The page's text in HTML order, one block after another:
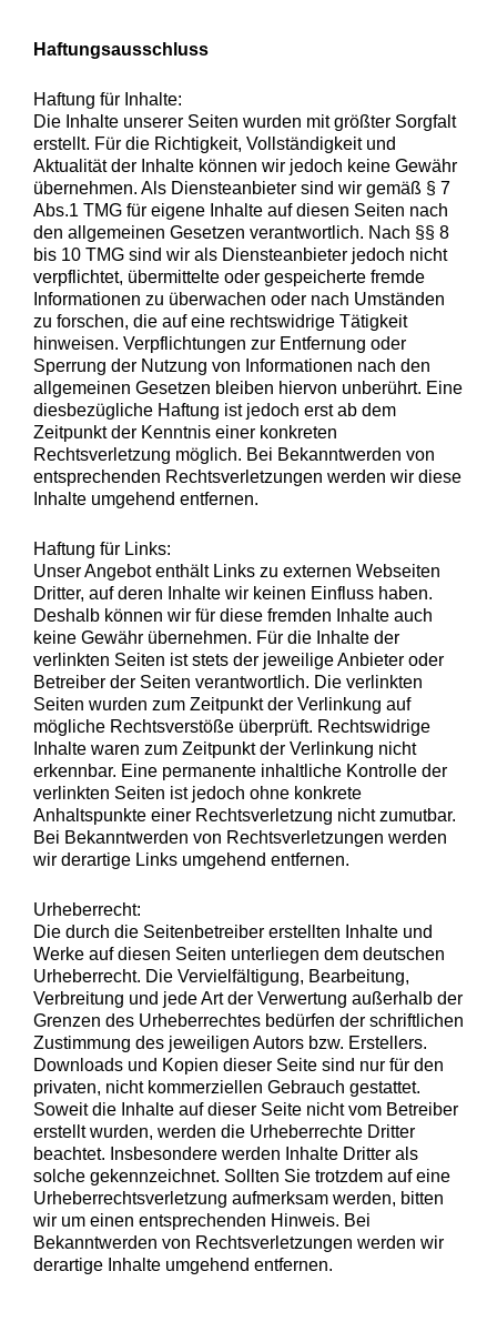
Haftungsausschluss
Haftung für Inhalte:
Die Inhalte unserer Seiten wurden mit größter Sorgfalt
erstellt. Für die Richtigkeit, Vollständigkeit und
Aktualität der Inhalte können wir jedoch keine Gewähr
übernehmen. Als Diensteanbieter sind wir gemäß § 7
Abs.1 TMG für eigene Inhalte auf diesen Seiten nach
den allgemeinen Gesetzen verantwortlich. Nach §§ 8
bis 10 TMG sind wir als Diensteanbieter jedoch nicht
verpflichtet, übermittelte oder gespeicherte fremde
Informationen zu überwachen oder nach Umständen
zu forschen, die auf eine rechtswidrige Tätigkeit
hinweisen. Verpflichtungen zur Entfernung oder
Sperrung der Nutzung von Informationen nach den
allgemeinen Gesetzen bleiben hiervon unberührt. Eine
diesbezügliche Haftung ist jedoch erst ab dem
Zeitpunkt der Kenntnis einer konkreten
Rechtsverletzung möglich. Bei Bekanntwerden von
entsprechenden Rechtsverletzungen werden wir diese
Inhalte umgehend entfernen.
Haftung für Links:
Unser Angebot enthält Links zu externen Webseiten
Dritter, auf deren Inhalte wir keinen Einfluss haben.
Deshalb können wir für diese fremden Inhalte auch
keine Gewähr übernehmen. Für die Inhalte der
verlinkten Seiten ist stets der jeweilige Anbieter oder
Betreiber der Seiten verantwortlich. Die verlinkten
Seiten wurden zum Zeitpunkt der Verlinkung auf
mögliche Rechtsverstöße überprüft. Rechtswidrige
Inhalte waren zum Zeitpunkt der Verlinkung nicht
erkennbar. Eine permanente inhaltliche Kontrolle der
verlinkten Seiten ist jedoch ohne konkrete
Anhaltspunkte einer Rechtsverletzung nicht zumutbar.
Bei Bekanntwerden von Rechtsverletzungen werden
wir derartige Links umgehend entfernen.
Urheberrecht:
Die durch die Seitenbetreiber erstellten Inhalte und
Werke auf diesen Seiten unterliegen dem deutschen
Urheberrecht. Die Vervielfältigung, Bearbeitung,
Verbreitung und jede Art der Verwertung außerhalb der
Grenzen des Urheberrechtes bedürfen der schriftlichen
Zustimmung des jeweiligen Autors bzw. Erstellers.
Downloads und Kopien dieser Seite sind nur für den
privaten, nicht kommerziellen Gebrauch gestattet.
Soweit die Inhalte auf dieser Seite nicht vom Betreiber
erstellt wurden, werden die Urheberrechte Dritter
beachtet. Insbesondere werden Inhalte Dritter als
solche gekennzeichnet. Sollten Sie trotzdem auf eine
Urheberrechtsverletzung aufmerksam werden, bitten
wir um einen entsprechenden Hinweis. Bei
Bekanntwerden von Rechtsverletzungen werden wir
derartige Inhalte umgehend entfernen.